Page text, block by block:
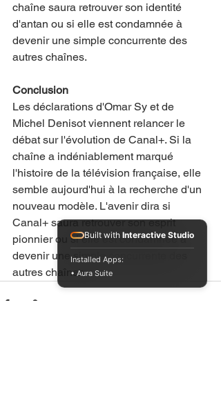
chaîne saura retrouver son identité
d'antan ou si elle est condamnée à
devenir une simple concurrente des
autres chaînes.
Conclusion
Les déclarations d'Omar Sy et de
Michel Denisot viennent relancer le
débat sur l'évolution de Canal+. Si la
chaîne a indéniablement marqué
l'histoire de la télévision française, elle
semble aujourd'hui à la recherche d'un
nouveau modèle. L'avenir dira si
Canal+ saura retrouver son esprit
pionnier ou si elle est condamnée à
devenir une simple concurrente des
autres chaînes.
Built with Interactive Studio
Installed Apps:
• Aura Suite